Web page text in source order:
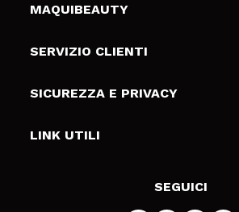
MAQUIBEAUTY
Chi siamo
Gift Cards
SERVIZIO CLIENTI
Spedizioni & Resi
Metodi di pagamamento
SICUREZZA E PRIVACY
Termini e condizioni
LINK UTILI
SEGUICI